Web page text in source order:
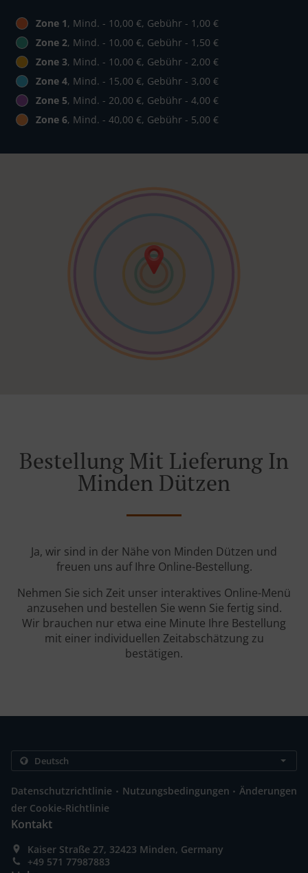
Zone 1, Mind. - 10,00 €, Gebühr - 1,00 €
Zone 2, Mind. - 10,00 €, Gebühr - 1,50 €
Zone 3, Mind. - 10,00 €, Gebühr - 2,00 €
Zone 4, Mind. - 15,00 €, Gebühr - 3,00 €
Zone 5, Mind. - 20,00 €, Gebühr - 4,00 €
Zone 6, Mind. - 40,00 €, Gebühr - 5,00 €
Bestellung Mit Lieferung In
Minden Dützen
Ja, wir sind in der Nähe von Minden Dützen und
freuen uns auf Ihre Online-Bestellung.
Nehmen Sie sich Zeit unser interaktives Online-Menü
anzusehen und bestellen Sie wenn Sie fertig sind.
Wir brauchen nur etwa eine Minute Ihre Bestellung
mit einer individuellen Zeitabschätzung zu
bestätigen.
Datenschutzrichtlinie . Nutzungsbedingungen . Änderungen
der Cookie-Richtlinie
Kontakt
Kaiser Straße 27, 32423 Minden, Germany
+49 571 77987883